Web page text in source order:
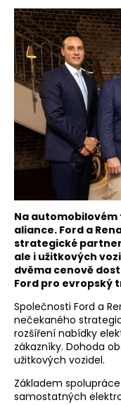
Na
aliance. Ford a
strategické
ale i užitkových
dvěma cenově
Ford pro evropský
Společnosti Ford a
nečekaného
rozšíření nabídky
zákazníky. Dohoda
užitkových vozidel.
Základem
samostatných